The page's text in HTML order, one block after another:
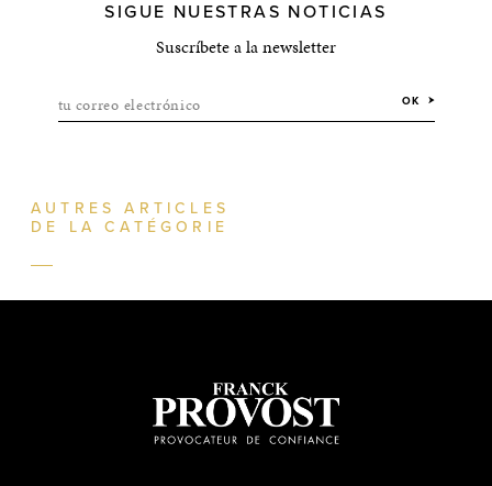
SIGUE NUESTRAS NOTICIAS
Suscríbete a la newsletter
tu correo electrónico OK
AUTRES ARTICLES
DE LA CATÉGORIE